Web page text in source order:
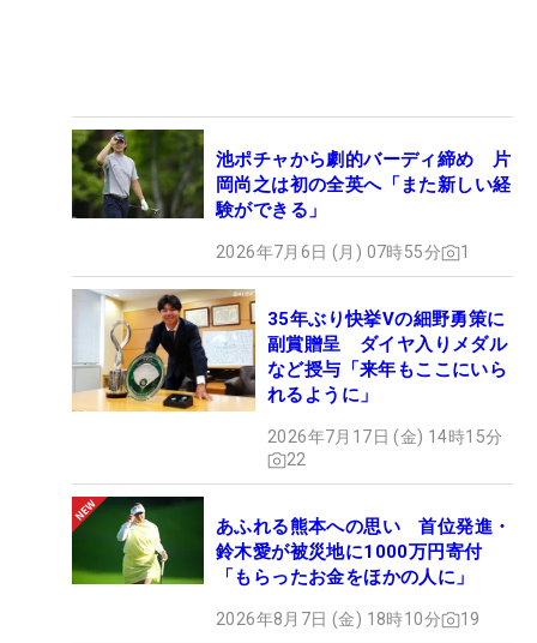
池ポチャから劇的バーディ締め 片
岡尚之は初の全英へ「また新しい経
験ができる」
2026年7月6日 (月) 07時55分 1
35年ぶり快挙Vの細野勇策に
副賞贈呈 ダイヤ入りメダル
など授与「来年もここにいら
れるように」
2026年7月17日 (金) 14時15分
22
あふれる熊本への思い 首位発進・
鈴木愛が被災地に1000万円寄付
「もらったお金をほかの人に」
2026年8月7日 (金) 18時10分 19